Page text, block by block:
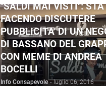
"SALDI MAI VISTI": STA
FACENDO DISCUTERE
PUBBLICITA' DI UN
DI BASSANO DEL
CON MEME DI ANDREA
BOCELLI
Info Consapevole - luglio 06, 2016